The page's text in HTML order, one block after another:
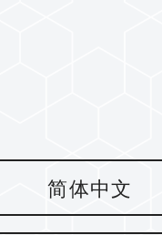
简体中文